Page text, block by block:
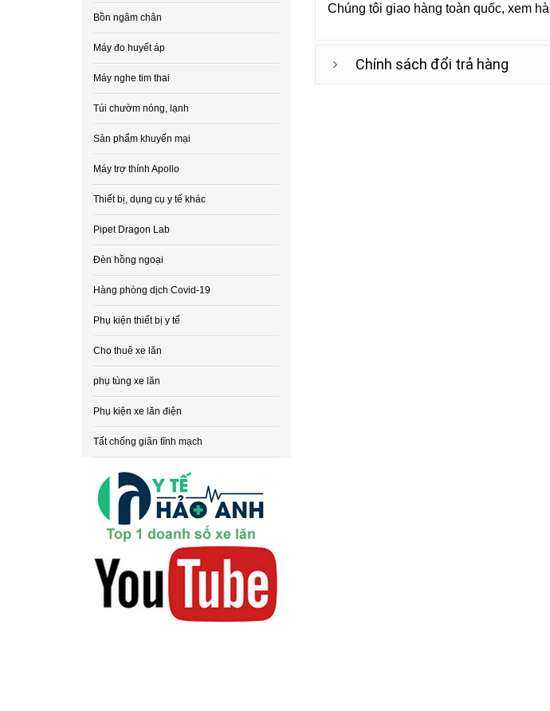
Bồn ngâm chân
Máy đo huyết áp
Máy nghe tim thai
Túi chườm nóng, lạnh
Sản phẩm khuyến mại
Máy trợ thính Apollo
Thiết bị, dụng cụ y tế khác
Pipet Dragon Lab
Đèn hồng ngoại
Hàng phòng dịch Covid-19
Phụ kiện thiết bị y tế
Cho thuê xe lăn
phụ tùng xe lăn
Phụ kiện xe lăn điện
Tất chống giãn tĩnh mạch
Chúng tôi giao hàng toàn quốc, xem
Chính sách đổi trả hàng